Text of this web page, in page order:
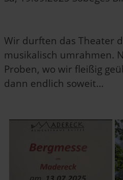
Wir durften das Theater
musikalisch umrahmen.
Proben, wo wir fleißig
dann endlich soweit...